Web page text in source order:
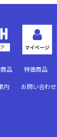
Project
マイページ
品 特価商品
内 お問い合わせ